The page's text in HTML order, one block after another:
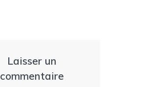
Laisser un
commentaire